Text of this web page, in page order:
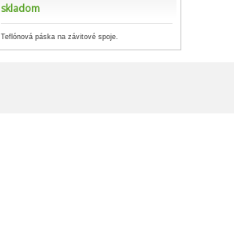
skladom
Teflónová páska na závitové spoje.